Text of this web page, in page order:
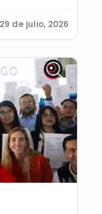
29 de julio, 2026